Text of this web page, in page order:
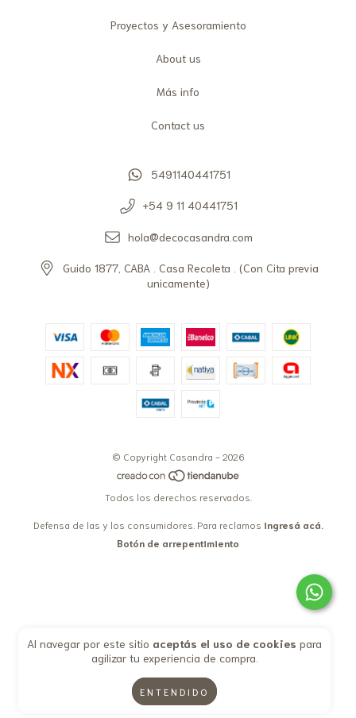
Al navegar por este sitio aceptás el uso de cookies para
agilizar tu experiencia de compra.
ENTENDIDO
Proyectos y Asesoramiento
About us
Más info
Contact us
5491140441751
+54 9 11 40441751
hola@decocasandra.com
Guido 1877, CABA . Casa Recoleta . (Con Cita previa
unicamente)
© Copyright Casandra - 2026
Todos los derechos reservados.
Defensa de las y los consumidores. Para reclamos ingresá acá.
Botón de arrepentimiento